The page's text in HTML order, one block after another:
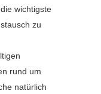
wichtigste
zu
rund um
natürlich